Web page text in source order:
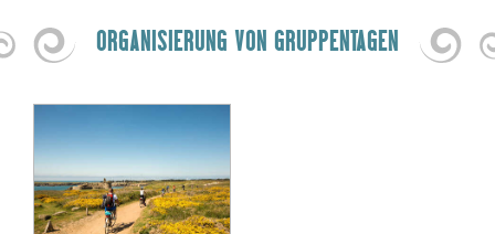
ORGANISIERUNG VON GRUPPENTAGEN